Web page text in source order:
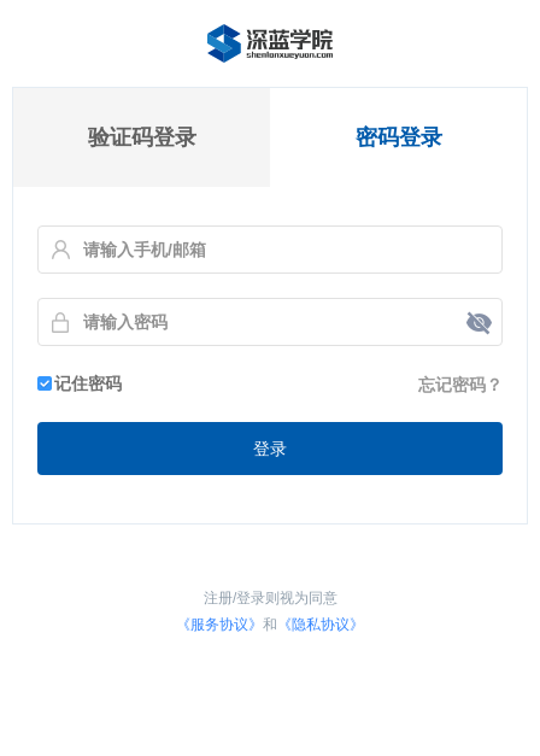
验证码登录 密码登录
忘记密码？
记住密码
登录
注册/登录则视为同意
《服务协议》 和 《隐私协议》